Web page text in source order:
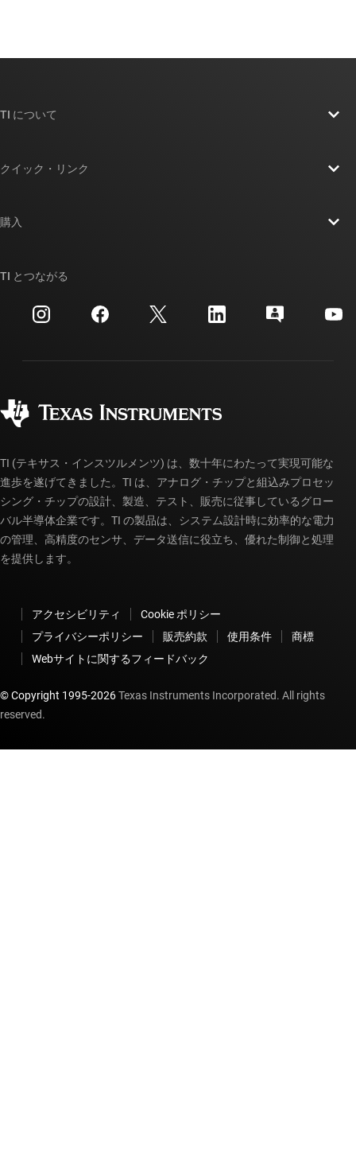
TI について
投資家向け情報
製造
クイック・リンク
クロスリファレンス検索
カスタマー・サポート・センター
myTI アカウントの FAQ
購入
ご注文に関する FAQ
TI とつながる
TI (テキサス・インスツルメンツ) は、数十年にわたって実現可能な
進歩を遂げてきました。TI は、アナログ・チップと組込みプロセッ
シング・チップの設計、製造、テスト、販売に従事しているグロー
バル半導体企業です。TI の製品は、システム設計時に効率的な電力
の管理、高精度のセンサ、データ送信に役立ち、優れた制御と処理
を提供します。
アクセシビリティ
Cookie ポリシー
プライバシーポリシー
販売約款 使用条件
商標
Webサイトに関するフィードバック
© Copyright 1995-2026Texas Instruments Incorporated. All rights
reserved.